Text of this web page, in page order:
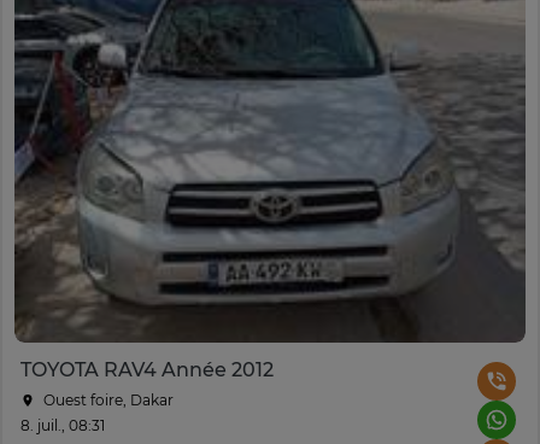
TOYOTA RAV4 Année 2012
Ouest foire, Dakar
8. juil., 08:31